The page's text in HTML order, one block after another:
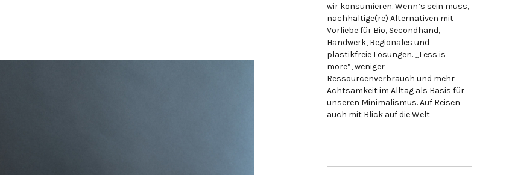
wir konsumieren. Wenn’s sein muss,
nachhaltige(re) Alternativen mit
Vorliebe für Bio, Secondhand,
Handwerk, Regionales und
plastikfreie Lösungen. „Less is
more“, weniger
Ressourcenverbrauch und mehr
Achtsamkeit im Alltag als Basis für
unseren Minimalismus. Auf Reisen
auch mit Blick auf die Welt